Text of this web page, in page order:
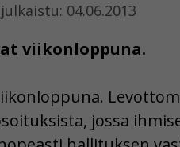
04.06.2013
viikonloppuna.
jossa